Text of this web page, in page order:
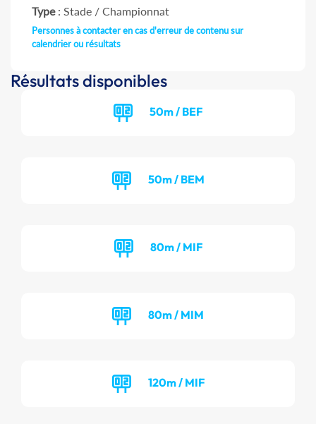
Type: Stade / Championnat
Personnes à contacter en cas d'erreur de contenu sur
calendrier ou résultats
Résultats disponibles
50m / BEF
50m / BEM
80m / MIF
80m / MIM
120m / MIF